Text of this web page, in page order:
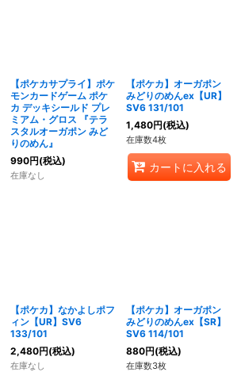
【ポケカサプライ】ポケ
モンカードゲーム ポケ
カ デッキシールド プレ
ミアム・グロス 『テラ
スタルオーガポン みど
りのめん』
990円(税込)
在庫なし
【ポケカ】オーガポン
みどりのめんex【UR】
SV6 131/101
1,480円(税込)
在庫数4枚
カートに入れる
【ポケカ】なかよしポフ
ィン【UR】SV6
133/101
2,480円(税込)
在庫なし
【ポケカ】オーガポン
みどりのめんex【SR】
SV6 114/101
880円(税込)
在庫数3枚